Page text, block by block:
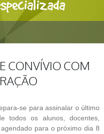
CONVÍVIO COM
se para assinalar o último
todos os alunos, docentes,
para o próximo dia 8